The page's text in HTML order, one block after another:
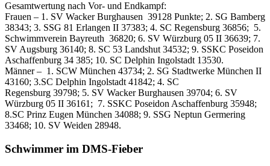
Gesamtwertung nach Vor- und Endkampf:
Frauen – 1. SV Wacker Burghausen 39128 Punkte; 2. SG Bamberg
38343; 3. SSG 81 Erlangen II 37383; 4. SC Regensburg 36856; 5.
Schwimmverein Bayreuth 36820; 6. SV Würzburg 05 II 36639; 7.
SV Augsburg 36140; 8. SC 53 Landshut 34532; 9. SSKC Poseidon
Aschaffenburg 34 385; 10. SC Delphin Ingolstadt 13530.
Männer – 1. SCW München 43734; 2. SG Stadtwerke München II
43160; 3.SC Delphin Ingolstadt 41842; 4. SC
Regensburg 39798; 5. SV Wacker Burghausen 39704; 6. SV
Würzburg 05 II 36161; 7. SSKC Poseidon Aschaffenburg 35948;
8.SC Prinz Eugen München 34088; 9. SSG Neptun Germering
33468; 10. SV Weiden 28948.
Schwimmer im DMS-Fieber